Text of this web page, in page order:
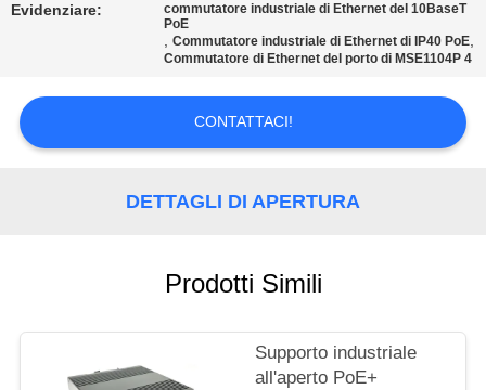
SITO
PRIVACY
Evidenziare:
commutatore industriale di Ethernet del 10BaseT
PoE
,Commutatore industriale di Ethernet di IP40 PoE,
Commutatore di Ethernet del porto di MSE1104P 4
CONTATTACI!
DETTAGLI DI APERTURA
Prodotti Simili
Supporto industriale
all'aperto PoE+